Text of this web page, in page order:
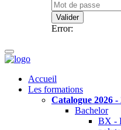
Valider
Error:
Accueil
Les formations
Catalogue 2026 -
Bachelor
BX -